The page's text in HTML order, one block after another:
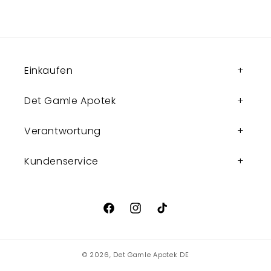
Einkaufen
Det Gamle Apotek
Verantwortung
Kundenservice
FacebookInstagram
TikTok
© 2026, Det Gamle Apotek DE